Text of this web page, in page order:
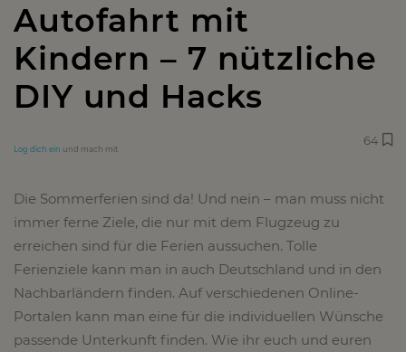
Autofahrt mit
Kindern – 7 nützliche
DIY und Hacks
Log dich ein und mach mit
64
Die Sommerferien sind da! Und nein – man muss nicht
immer ferne Ziele, die nur mit dem Flugzeug zu
erreichen sind für die Ferien aussuchen. Tolle
Ferienziele kann man in auch Deutschland und in den
Nachbarländern finden. Auf verschiedenen Online-
Portalen kann man eine für die individuellen Wünsche
passende Unterkunft finden. Wie ihr euch und euren